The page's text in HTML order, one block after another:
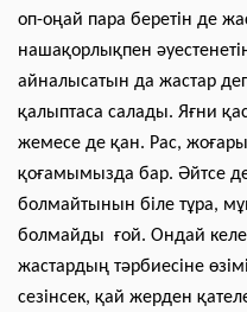
оп-оңай пара беретін де
нашақорлықпен
айналысатын да жастар
қалыптаса салады. Яғни
жемесе де қан. Рас,
қоғамымызда бар. Әйтсе
болмайтынын біле тұра,
болмайды ғой. Ондай
жастардың тәрбиесіне
сезінсек, қай жерден